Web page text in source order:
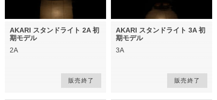
AKARI スタンドライト 2A 初
期モデル
2A
販売終了
AKARI スタンドライト 3A 初
期モデル
3A
販売終了